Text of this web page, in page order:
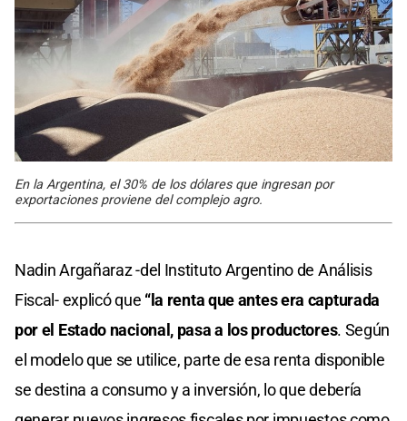
En la Argentina, el 30% de los dólares que ingresan por
exportaciones proviene del complejo agro.
Nadin Argañaraz -del Instituto Argentino de Análisis
Fiscal- explicó que “la renta que antes era capturada
por el Estado nacional, pasa a los productores. Según
el modelo que se utilice, parte de esa renta disponible
se destina a consumo y a inversión, lo que debería